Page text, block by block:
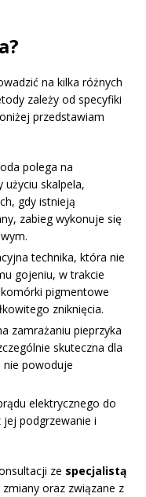
na kilka różnych
zależy od specyfiki
przedstawiam
polega na
użyciu skalpela,
gdy istnieją
zabieg wykonuje się
technika, która nie
gojeniu, w trakcie
pigmentowe
zniknięcia.
zamrażaniu pieprzyka
skuteczna dla
nie powoduje
elektrycznego do
jej podgrzewanie i
ze specjalistą
oraz związane z